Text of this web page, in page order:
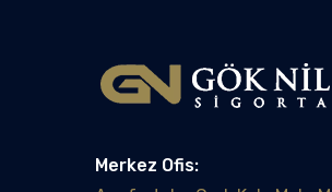
Merkez Ofis: